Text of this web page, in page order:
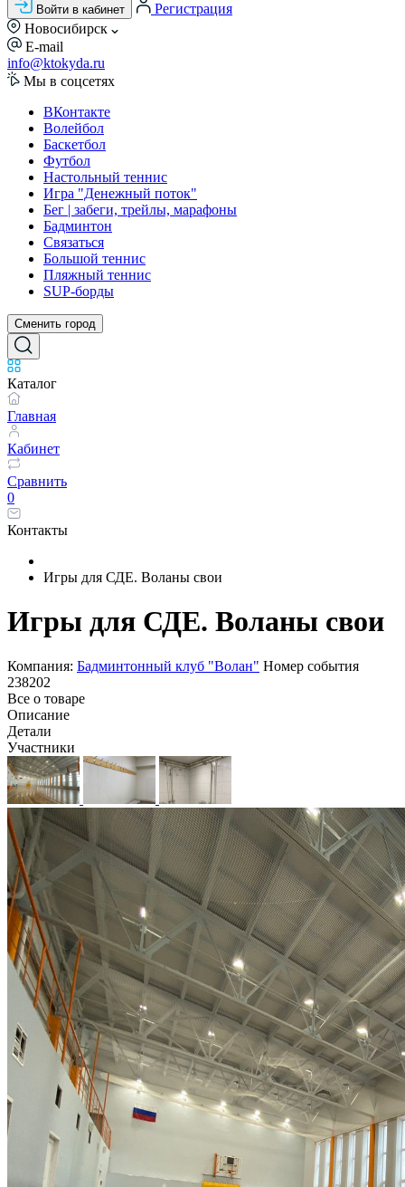
Войти в кабинет
Регистрация
Новосибирск
E-mail
info@ktokyda.ru
Мы в соцсетях
ВКонтакте
Волейбол
Баскетбол
Футбол
Настольный теннис
Игра "Денежный поток"
Бег | забеги, трейлы, марафоны
Бадминтон
Связаться
Большой теннис
Пляжный теннис
SUP-борды
Сменить город
Каталог
Главная
Кабинет
Сравнить
0
Контакты
Игры для СДЕ. Воланы свои
Игры для СДЕ. Воланы свои
Компания: Бадминтонный клуб "Волан" Номер события
238202
Все о товаре
Описание
Детали
Участники